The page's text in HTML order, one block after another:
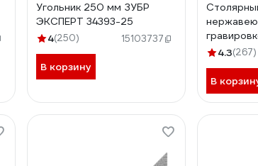
Угольник 250 мм ЗУБР
ЭКСПЕРТ 34393-25
4(250) 15103737
В корзину
ПРОФИ
4.3(267)
В